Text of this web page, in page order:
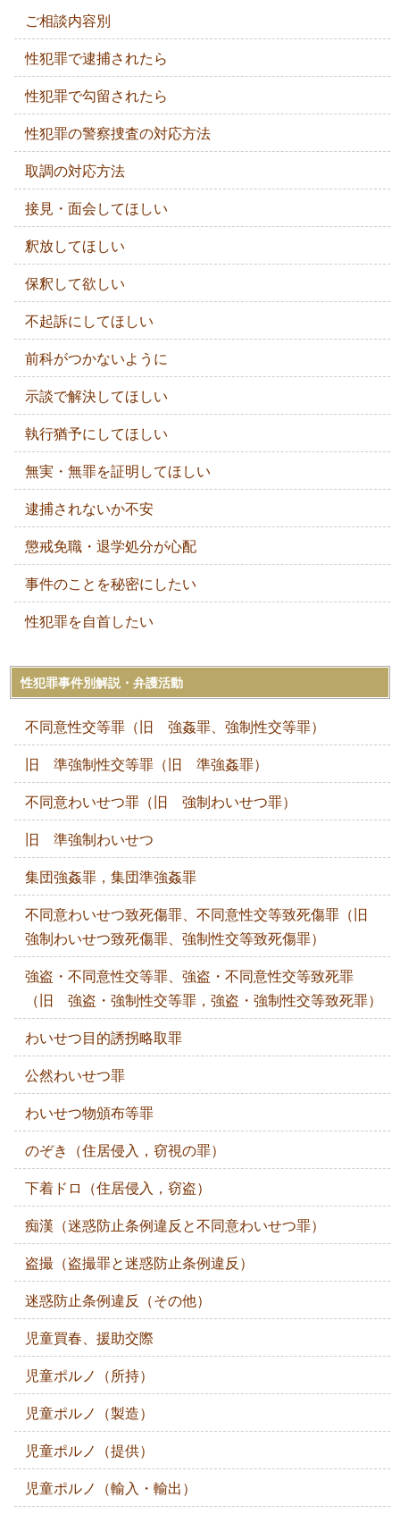
ご相談内容別
性犯罪で逮捕されたら
性犯罪で勾留されたら
性犯罪の警察捜査の対応方法
取調の対応方法
接見・面会してほしい
釈放してほしい
保釈して欲しい
不起訴にしてほしい
前科がつかないように
示談で解決してほしい
執行猶予にしてほしい
無実・無罪を証明してほしい
逮捕されないか不安
懲戒免職・退学処分が心配
事件のことを秘密にしたい
性犯罪を自首したい
性犯罪事件別解説・弁護活動
不同意性交等罪（旧 強姦罪、強制性交等罪）
旧 準強制性交等罪（旧 準強姦罪）
不同意わいせつ罪（旧 強制わいせつ罪）
旧 準強制わいせつ
集団強姦罪，集団準強姦罪
不同意わいせつ致死傷罪、不同意性交等致死傷罪（旧
強制わいせつ致死傷罪、強制性交等致死傷罪）
強盗・不同意性交等罪、強盗・不同意性交等致死罪
（旧 強盗・強制性交等罪，強盗・強制性交等致死罪）
わいせつ目的誘拐略取罪
公然わいせつ罪
わいせつ物頒布等罪
のぞき（住居侵入，窃視の罪）
下着ドロ（住居侵入，窃盗）
痴漢（迷惑防止条例違反と不同意わいせつ罪）
盗撮（盗撮罪と迷惑防止条例違反）
迷惑防止条例違反（その他）
児童買春、援助交際
児童ポルノ（所持）
児童ポルノ（製造）
児童ポルノ（提供）
児童ポルノ（輸入・輸出）